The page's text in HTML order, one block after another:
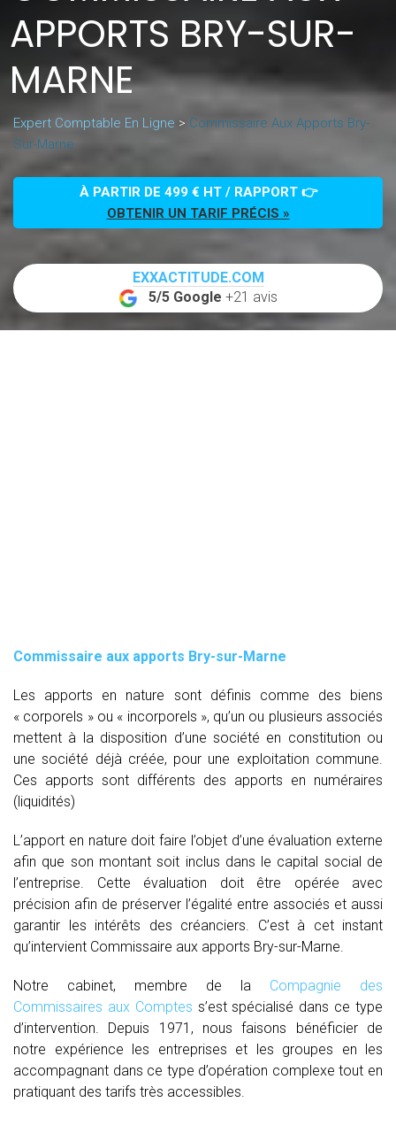
APPORTS BRY-SUR-
MARNE
Expert Comptable En Ligne > Commissaire Aux Apports Bry-
Sur-Marne
À PARTIR DE 499 € HT / RAPPORT 👉
OBTENIR UN TARIF PRÉCIS »
EXXACTITUDE.COM
5/5 Google +21 avis
Commissaire aux apports Bry-sur-Marne
Les apports en nature sont définis comme des biens
« corporels » ou « incorporels », qu’un ou plusieurs associés
mettent à la disposition d’une société en constitution ou
une société déjà créée, pour une exploitation commune.
Ces apports sont différents des apports en numéraires
(liquidités)
L’apport en nature doit faire l’objet d’une évaluation externe
afin que son montant soit inclus dans le capital social de
l’entreprise. Cette évaluation doit être opérée avec
précision afin de préserver l’égalité entre associés et aussi
garantir les intérêts des créanciers. C’est à cet instant
qu’intervient Commissaire aux apports Bry-sur-Marne.
Notre cabinet, membre de la Compagnie des
Commissaires aux Comptes s’est spécialisé dans ce type
d’intervention. Depuis 1971, nous faisons bénéficier de
notre expérience les entreprises et les groupes en les
accompagnant dans ce type d’opération complexe tout en
pratiquant des tarifs très accessibles.